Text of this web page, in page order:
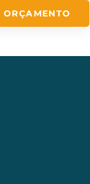
ORÇAMENTO